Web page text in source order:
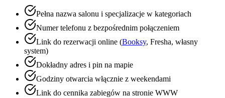
Pełna nazwa salonu i specjalizacje w kategoriach
Numer telefonu z bezpośrednim połączeniem
Link do rezerwacji online (Booksy, Fresha, własny
system)
Dokładny adres i pin na mapie
Godziny otwarcia włącznie z weekendami
Link do cennika zabiegów na stronie WWW